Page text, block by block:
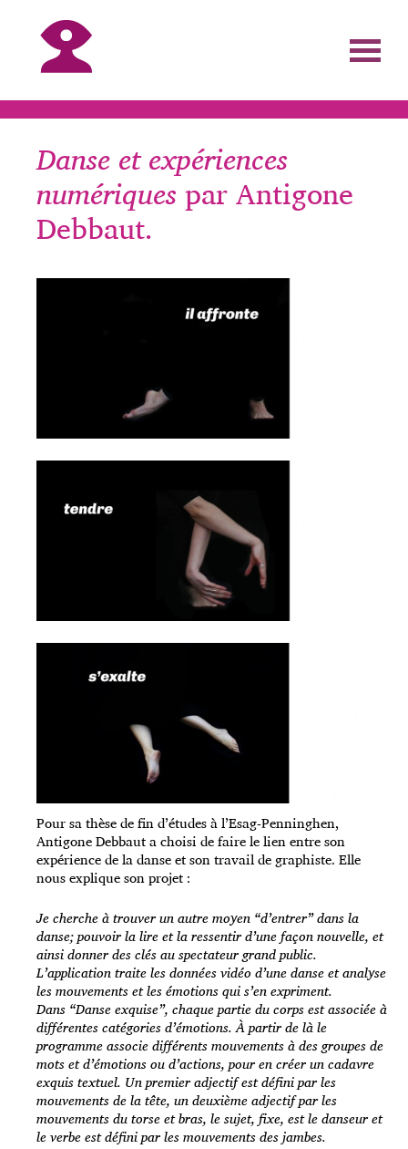
Danse et expériences
numériquespar Antigone
Debbaut.
Pour sa thèse de fin d’études à l’Esag-Penninghen,
Antigone Debbaut a choisi de faire le lien entre son
expérience de la danse et son travail de graphiste. Elle
nous explique son projet :
Je cherche à trouver un autre moyen “d’entrer” dans la
danse; pouvoir la lire et la ressentir d’une façon nouvelle, et
ainsi donner des clés au spectateur grand public.
L’application traite les données vidéo d’une danse et analyse
les mouvements et les émotions qui s’en expriment.
Dans “Danse exquise”, chaque partie du corps est associée à
différentes catégories d’émotions. À partir de là le
programme associe différents mouvements à des groupes de
mots et d’émotions ou d’actions, pour en créer un cadavre
exquis textuel. Un premier adjectif est défini par les
mouvements de la tête, un deuxième adjectif par les
mouvements du torse et bras, le sujet, fixe, est le danseur et
le verbe est défini par les mouvements des jambes.